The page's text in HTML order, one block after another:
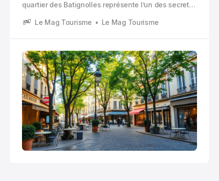
quartier des Batignolles représente l’un des secrets
une atmosphère village authentique, loin de
parisiens.
Le Mag Tourisme Le Mag Tourisme